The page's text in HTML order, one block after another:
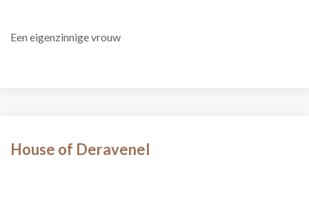
Een eigenzinnige vrouw
House of Deravenel